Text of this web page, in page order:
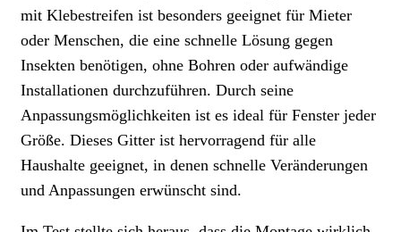
mit Klebestreifen ist besonders geeignet für Mieter
oder Menschen, die eine schnelle Lösung gegen
Insekten benötigen, ohne Bohren oder aufwändige
Installationen durchzuführen. Durch seine
Anpassungsmöglichkeiten ist es ideal für Fenster jeder
Größe. Dieses Gitter ist hervorragend für alle
Haushalte geeignet, in denen schnelle Veränderungen
und Anpassungen erwünscht sind.